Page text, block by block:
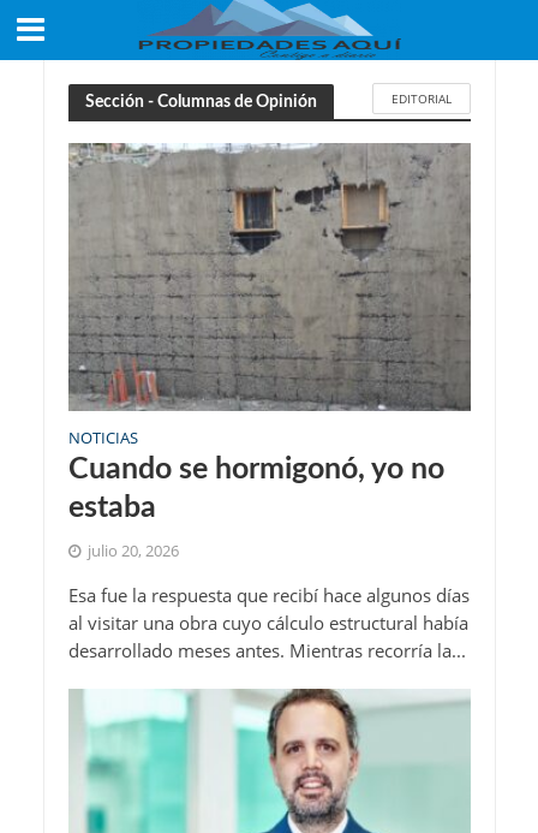
Sección - Columnas de Opinión EDITORIAL
NOTICIAS
Cuando se hormigonó, yo no
estaba
julio 20, 2026
Esa fue la respuesta que recibí hace algunos días
al visitar una obra cuyo cálculo estructural había
desarrollado meses antes. Mientras recorría la...